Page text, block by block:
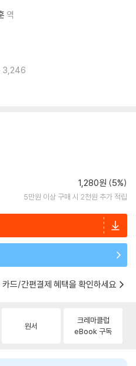
역
3,246
1,280원 (5%)
5만원 이상 구매 시 2천원 추가 적립
카드/간편결제 혜택을 확인하세요
원서
크레마클럽
eBook 구독